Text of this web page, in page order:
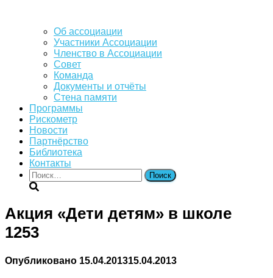
Об ассоциации
Участники Ассоциации
Членство в Ассоциации
Совет
Команда
Документы и отчёты
Стена памяти
Программы
Рискометр
Новости
Партнёрство
Библиотека
Контакты
Найти:
Акция «Дети детям» в школе
1253
Опубликовано 15.04.201315.04.2013